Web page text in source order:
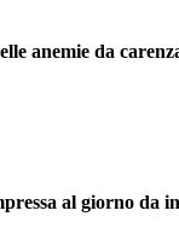
anemie da
al giorno da